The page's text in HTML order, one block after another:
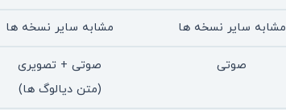
مشابه سایر نسخه ها مشابه سایر نسخه ها
صوتی
صوتی + تصویری
(متن دیالوگ ها)